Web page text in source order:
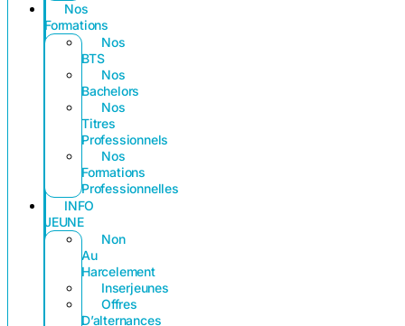
Nos
Formations
Nos
BTS
Nos
Bachelors
Nos
Titres
Professionnels
Nos
Formations
Professionnelles
INFO
JEUNE
Non
Au
Harcelement
Inserjeunes
Offres
D’alternances